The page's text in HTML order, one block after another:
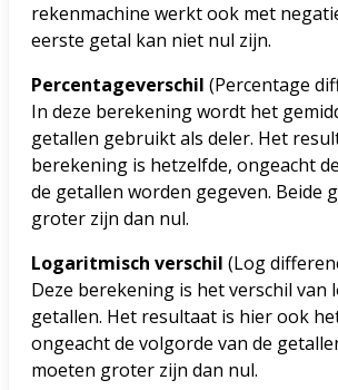
rekenmachine werkt ook met
eerste getal kan niet nul zijn.
Percentageverschil (Percentage
In deze berekening wordt het
getallen gebruikt als deler. Het
berekening is hetzelfde, ongeacht
de getallen worden gegeven. Beide
groter zijn dan nul.
Logaritmisch verschil (Log
Deze berekening is het verschil van
getallen. Het resultaat is hier ook
ongeacht de volgorde van de
moeten groter zijn dan nul.